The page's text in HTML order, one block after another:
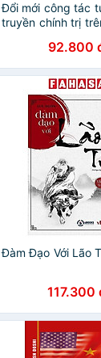
Đổi mới công tác
truyền chính trị
92.800
Đàm Đạo Với Lão
117.300